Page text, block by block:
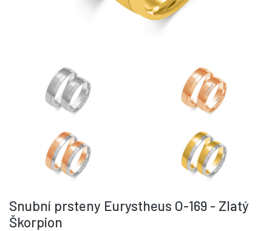
Snubní prsteny Eurystheus O-169 - Zlatý
Škorpion